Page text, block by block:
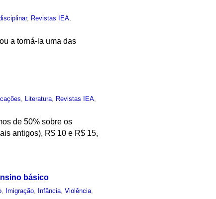
, Revistas IEA,
a torná-la uma das
Literatura Revistas IEA
de 50% sobre os
antigos), R$ 10 e R$ 15,
básico
Imigração Infância ,Violência